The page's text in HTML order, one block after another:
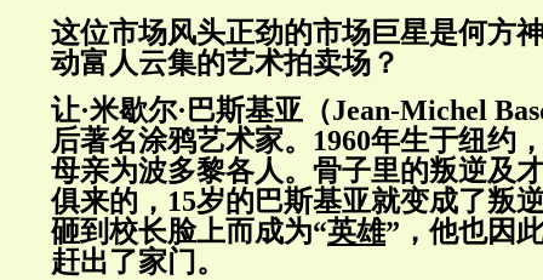
这位市场风头正劲的市场巨星是何方
动富人云集的艺术拍卖场？
让·米歇尔·巴斯基亚（Jean-Michel
后著名涂鸦艺术家。1960年生于纽约
母亲为波多黎各人。骨子里的叛逆及
俱来的，15岁的巴斯基亚就变成了叛
砸到校长脸上而成为“英雄”，他也因
赶出了家门。